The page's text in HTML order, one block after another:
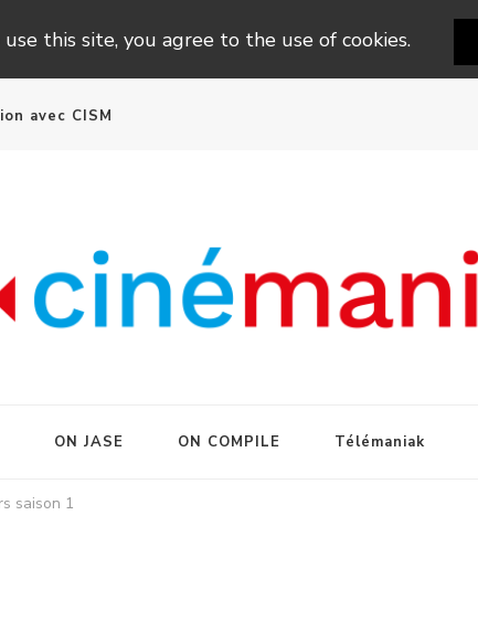
this site, you agree to the use of cookies.
avec CISM
ON JASE ON COMPILE Télémaniak
saison 1